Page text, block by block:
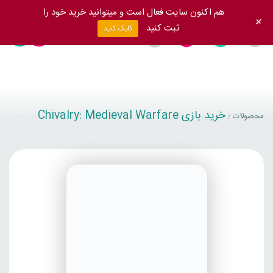
محصولات / خرید بازی Chivalry: Medieval Warfare
هم اکنون سایت فعال است و میتوانید خرید خود را
ثبت کنید
کلیک کنید +